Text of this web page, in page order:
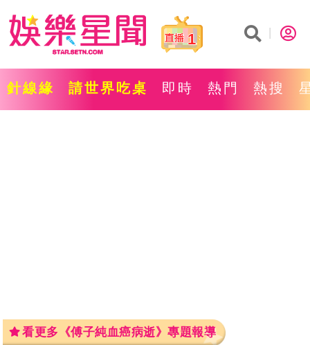
1
針線緣 請世界吃桌 即時 熱門 熱搜
看更多《傅子純血癌病逝》專題報導